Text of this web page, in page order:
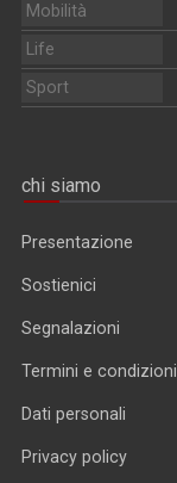
Mobilità
Life
Sport
chi siamo
Presentazione
Sostienici
Segnalazioni
Termini e condizioni
Dati personali
Privacy policy